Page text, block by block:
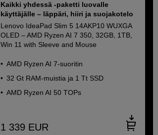
Kaikki yhdessä -paketti luovalle
käyttäjälle – läppäri, hiiri ja suojakotelo
Lenovo IdeaPad Slim 5 14AKP10 WUXGA
OLED – AMD Ryzen AI 7 350, 32GB, 1TB,
Win 11 with Sleeve and Mouse
AMD Ryzen AI 7-suoritin
32 Gt RAM-muistia ja 1 Tt SSD
AMD Ryzen AI 50 TOPs
1 339 EUR